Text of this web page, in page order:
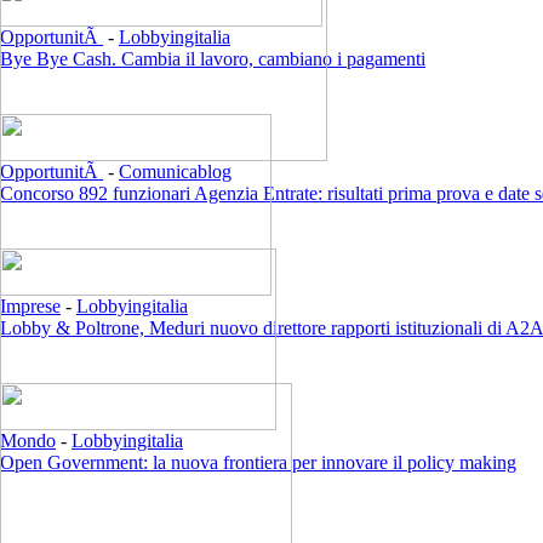
OpportunitÃ - Lobbyingitalia
Bye Bye Cash. Cambia il lavoro, cambiano i pagamenti
OpportunitÃ - Comunicablog
Concorso 892 funzionari Agenzia Entrate: risultati prima prova e date
Imprese - Lobbyingitalia
Lobby & Poltrone, Meduri nuovo direttore rapporti istituzionali di A2A
Mondo - Lobbyingitalia
Open Government: la nuova frontiera per innovare il policy making